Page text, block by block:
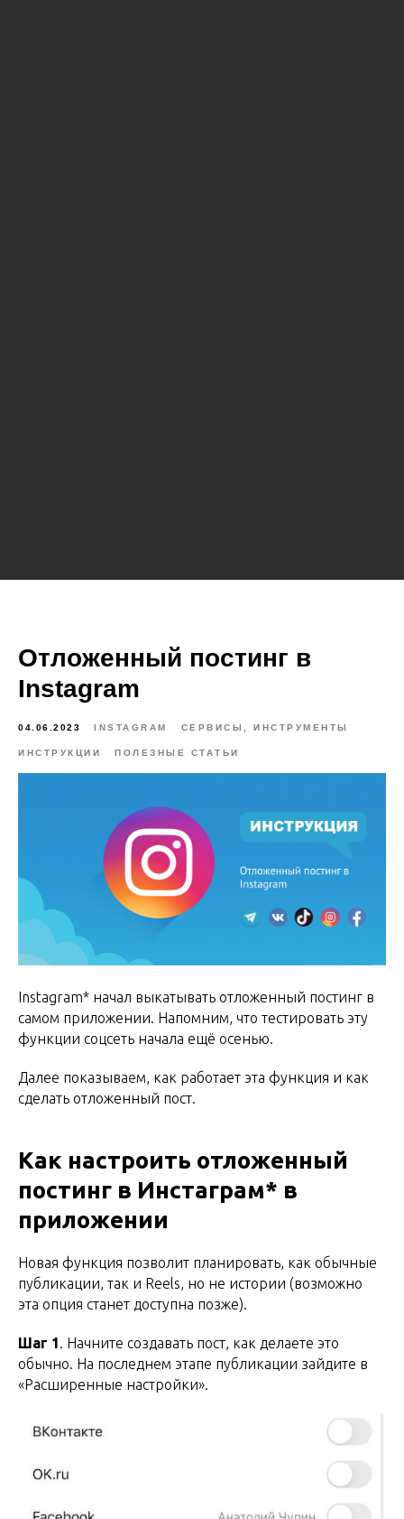
Отложенный постинг в
Instagram
04.06.2023 INSTAGRAM СЕРВИСЫ, ИНСТРУМЕНТЫ
ИНСТРУКЦИИ ПОЛЕЗНЫЕ СТАТЬИ
Instagram* начал выкатывать отложенный постинг в
самом приложении. Напомним, что тестировать эту
функции соцсеть начала ещё осенью.
Далее показываем, как работает эта функция и как
сделать отложенный пост.
Как настроить отложенный
постинг в Инстаграм* в
приложении
Новая функция позволит планировать, как обычные
публикации, так и Reels, но не истории (возможно
эта опция станет доступна позже).
Шаг 1. Начните создавать пост, как делаете это
обычно. На последнем этапе публикации зайдите в
«Расширенные настройки».